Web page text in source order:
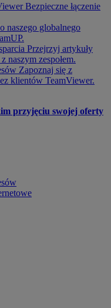
Bezpieczne łączenie
naszego globalnego
Przejrzyj artykuły
naszym zespołem.
Zapoznaj się z
klientów TeamViewer.
przyjęciu swojej oferty